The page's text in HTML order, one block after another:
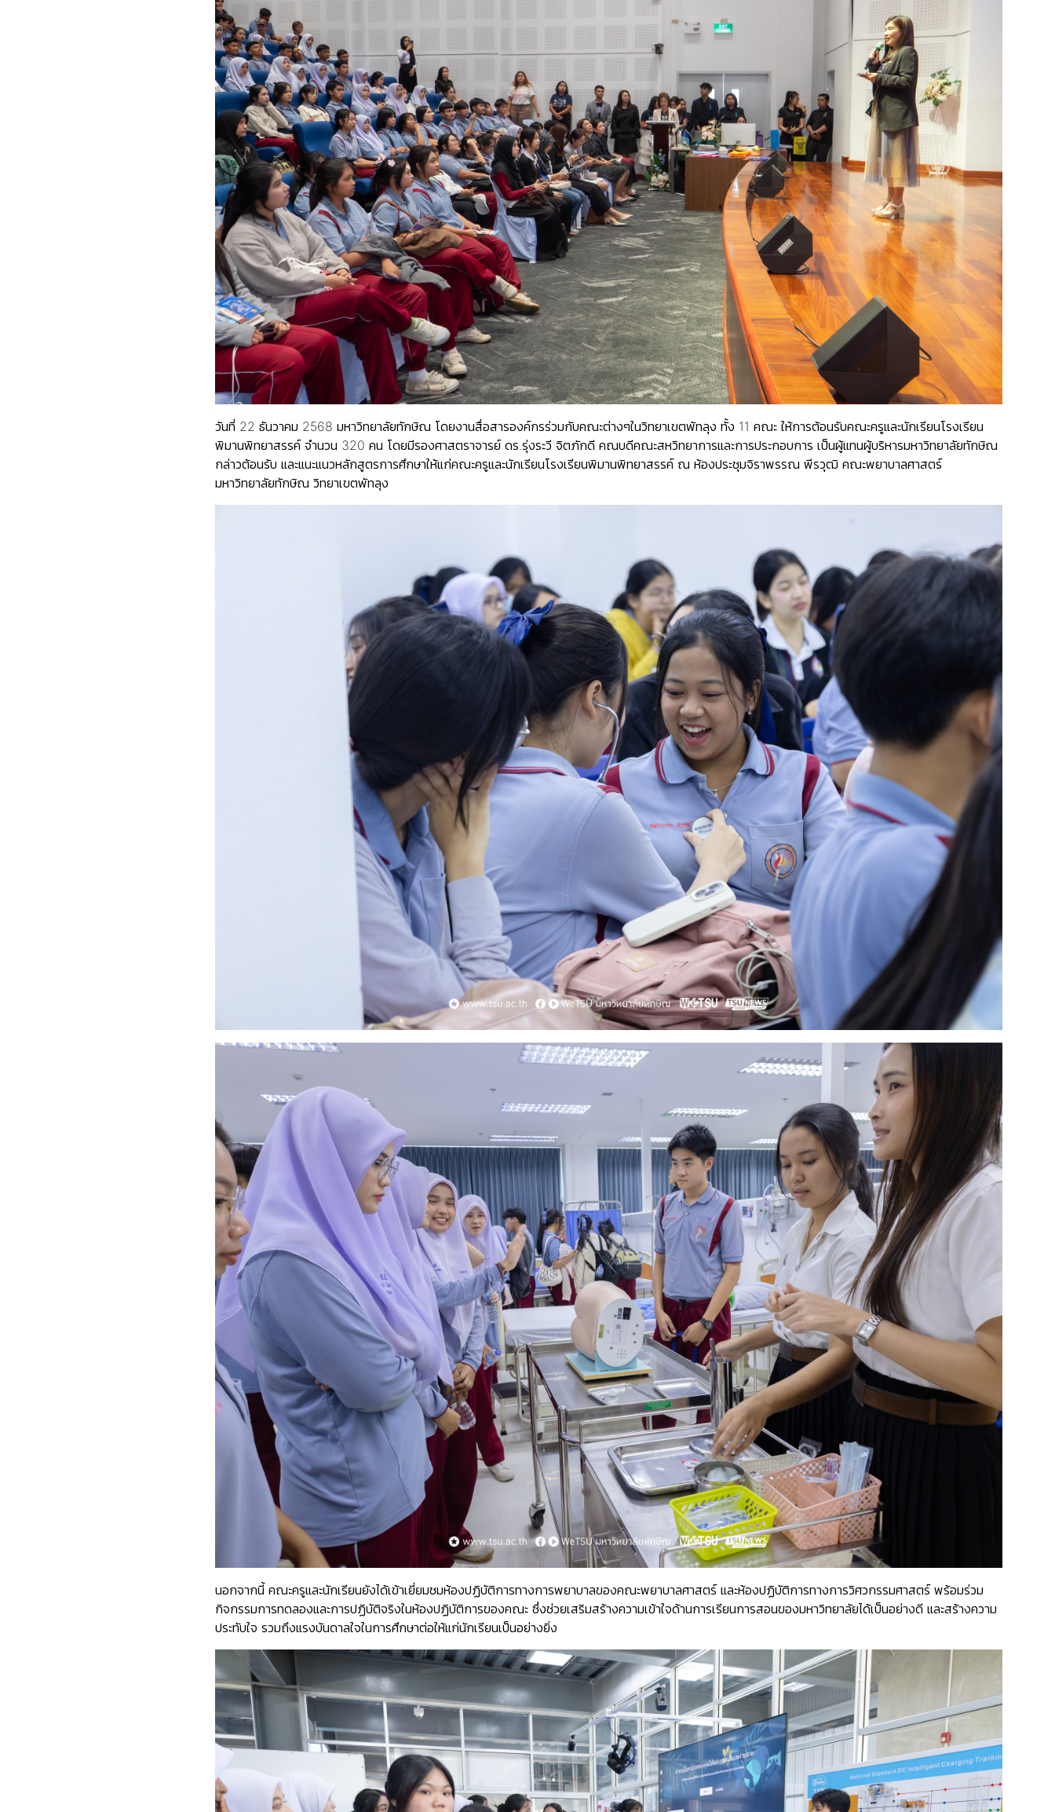
วันที่ 22 ธันวาคม 2568 มหาวิทยาลัยทักษิณ โดยงานสื่อสารองค์กรร่วมกับคณะต่างๆในวิทยาเขตพัทลุง ทั้ง 11 คณะ ให้การต้อนรับคณะครูและนักเรียนโรงเรียน
พิมานพิทยาสรรค์ จำนวน 320 คน โดยมีรองศาสตราจารย์ ดร.รุ่งระวี จิตภักดี คณบดีคณะสหวิทยาการและการประกอบการ เป็นผู้แทนผู้บริหารมหาวิทยาลัยทักษิณ
กล่าวต้อนรับ และแนะแนวหลักสูตรการศึกษาให้แก่คณะครูและนักเรียนโรงเรียนพิมานพิทยาสรรค์ ณ ห้องประชุมจิราพรรณ พีรวุฒิ คณะพยาบาลศาสตร์
มหาวิทยาลัยทักษิณ วิทยาเขตพัทลุง
นอกจากนี้ คณะครูและนักเรียนยังได้เข้าเยี่ยมชมห้องปฏิบัติการทางการพยาบาลของคณะพยาบาลศาสตร์ และห้องปฏิบัติการทางการวิศวกรรมศาสตร์ พร้อมร่วม
กิจกรรมการทดลองและการปฏิบัติจริงในห้องปฏิบัติการของคณะ ซึ่งช่วยเสริมสร้างความเข้าใจด้านการเรียนการสอนของมหาวิทยาลัยได้เป็นอย่างดี และสร้างความ
ประทับใจ รวมถึงแรงบันดาลใจในการศึกษาต่อให้แก่นักเรียนเป็นอย่างยิ่ง